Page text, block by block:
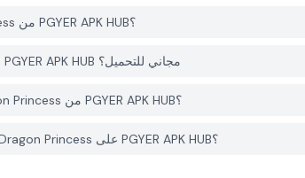
كيف يمكنني تحميل Idle Dragon Princess من PGYER APK HUB؟
هل التطبيق Idle Dragon Princess على PGYER APK HUB مجاني للتحميل؟
هل أحتاج إلى حساب لتحميل Idle Dragon Princess من PGYER APK HUB؟
كيف يمكنني الإبلاغ عن مشكلة في Idle Dragon Princess على PGYER APK HUB؟